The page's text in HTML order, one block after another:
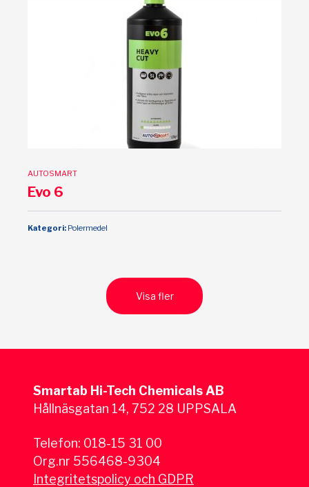
AUTOSMART
Evo 6
Kategori: Polermedel
Visa fler
Smartab Hi-Tech Chemicals AB
Hållnäsgatan 14, 752 28 UPPSALA
Telefon: 018-15 31 00
Org.nr 556468-9304
Integritetspolicy och GDPR